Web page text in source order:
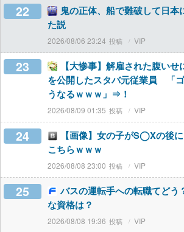
22
鬼の正体、船で難破して日本
た説
2026/08/06 23:24 VIP
23
【大惨事】解雇された腹い
を公開したスタバ元従業員 「
うなるｗｗｗ」⇒！
2026/08/09 01:35 VIP
24
【画像】女の子がS◯Xの後
こちらｗｗｗ
2026/08/08 23:00 VIP
25
バスの運転手への転職てどう
な資格は？
2026/08/08 19:36 VIP